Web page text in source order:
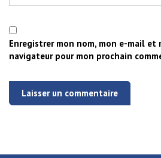
Enregistrer mon nom, mon e-mail et
navigateur pour mon prochain